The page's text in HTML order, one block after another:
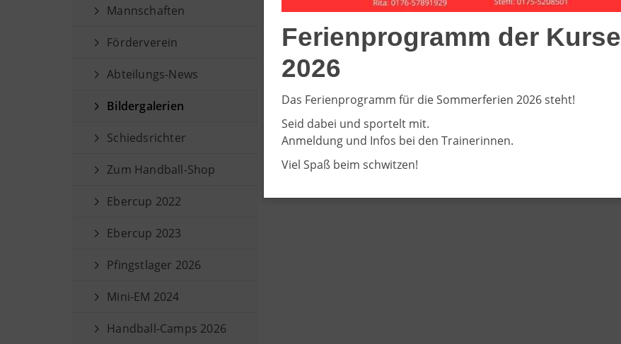
Mannschaften
Förderverein
Abteilungs-News
Bildergalerien
Schiedsrichter
Zum Handball-Shop
Ebercup 2022
Ebercup 2023
Pfingstlager 2026
Mini-EM 2024
Handball-Camps 2026
Ferienprogramm der Kurse
2026
Das Ferienprogramm für die Sommerferien 2026 steht!
Seid dabei und sportelt mit.
Anmeldung und Infos bei den Trainerinnen.
Viel Spaß beim schwitzen!